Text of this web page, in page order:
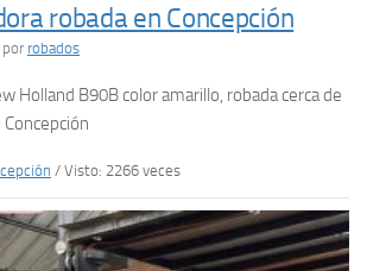
robada en Concepción
por robados
Holland B90B color amarillo, robada cerca de
Concepción
/ Visto: 2266 veces